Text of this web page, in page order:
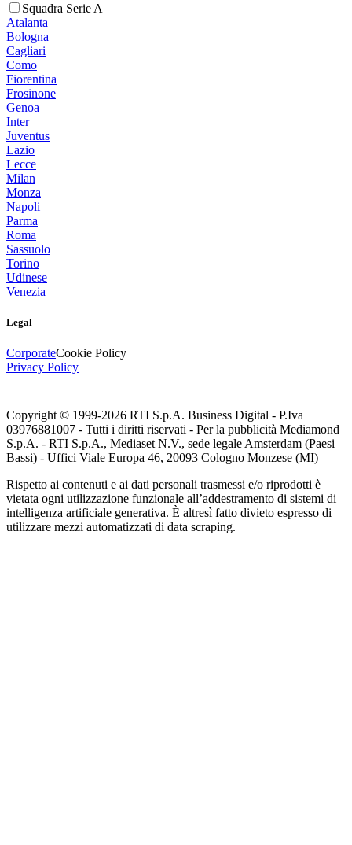
Squadra Serie A
Atalanta
Bologna
Cagliari
Como
Fiorentina
Frosinone
Genoa
Inter
Juventus
Lazio
Lecce
Milan
Monza
Napoli
Parma
Roma
Sassuolo
Torino
Udinese
Venezia
Legal
CorporateCookie Policy
Privacy Policy
Copyright © 1999-2026 RTI S.p.A. Business Digital - P.Iva
03976881007 - Tutti i diritti riservati - Per la pubblicità Mediamond
S.p.A. - RTI S.p.A., Mediaset N.V., sede legale Amsterdam (Paesi
Bassi) - Uffici Viale Europa 46, 20093 Cologno Monzese (MI)
Rispetto ai contenuti e ai dati personali trasmessi e/o riprodotti è
vietata ogni utilizzazione funzionale all’addestramento di sistemi di
intelligenza artificiale generativa. È altresì fatto divieto espresso di
utilizzare mezzi automatizzati di data scraping.